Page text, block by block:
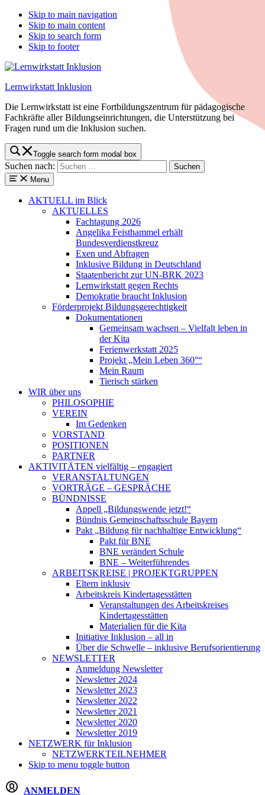
Skip to main navigation
Skip to main content
Skip to search form
Skip to footer
Lernwirkstatt Inklusion
Die Lernwirkstatt ist eine Fortbildungszentrum für pädagogische
Fachkräfte aller Bildungseinrichtungen, die Unterstützung bei
Fragen rund um die Inklusion suchen.
Toggle search form modal box
Suchen nach:
Menu
AKTUELL im Blick
AKTUELLES
Fachtagung 2026
Angelika Feisthammel erhält
Bundesverdienstkreuz
Exen und Abfragen
Inklusive Bildung in Deutschland
Staatenbericht zur UN-BRK 2023
Lernwirkstatt gegen Rechts
Demokratie braucht Inklusion
Förderprojekt Bildungsgerechtigkeit
Dokumentationen
Gemeinsam wachsen – Vielfalt leben in
der Kita
Ferienwerkstatt 2025
Projekt „Mein Leben 360°“
Mein Raum
Tierisch stärken
WIR über uns
PHILOSOPHIE
VEREIN
Im Gedenken
VORSTAND
POSITIONEN
PARTNER
AKTIVITÄTEN vielfältig – engagiert
VERANSTALTUNGEN
VORTRÄGE – GESPRÄCHE
BÜNDNISSE
Appell „Bildungswende jetzt!“
Bündnis Gemeinschaftsschule Bayern
Pakt „Bildung für nachhaltige Entwicklung“
Pakt für BNE
BNE verändert Schule
BNE – Weiterführendes
ARBEITSKREISE | PROJEKTGRUPPEN
Eltern inklusiv
Arbeitskreis Kindertagesstätten
Veranstaltungen des Arbeitskreises
Kindertagesstätten
Materialien für die Kita
Initiative Inklusion – all in
Über die Schwelle – inklusive Berufsorientierung
NEWSLETTER
Anmeldung Newsletter
Newsletter 2024
Newsletter 2023
Newsletter 2022
Newsletter 2021
Newsletter 2020
Newsletter 2019
NETZWERK für Inklusion
NETZWERKTEILNEHMER
Skip to menu toggle button
ANMELDEN